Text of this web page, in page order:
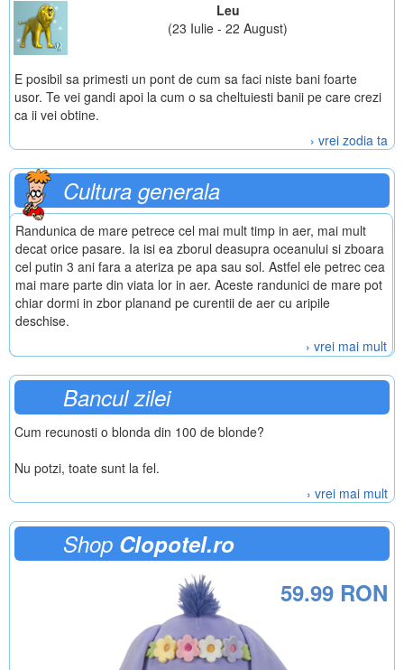
Leu
(23 Iulie - 22 August)
E posibil sa primesti un pont de cum sa faci niste bani foarte
usor. Te vei gandi apoi la cum o sa cheltuiesti banii pe care crezi
ca ii vei obtine.
› vrei zodia ta
Cultura generala
Randunica de mare petrece cel mai mult timp in aer, mai mult
decat orice pasare. Ia isi ea zborul deasupra oceanului si zboara
cel putin 3 ani fara a ateriza pe apa sau sol. Astfel ele petrec cea
mai mare parte din viata lor in aer. Aceste randunici de mare pot
chiar dormi in zbor planand pe curentii de aer cu aripile
deschise.
› vrei mai mult
Bancul zilei
Cum recunosti o blonda din 100 de blonde?
Nu potzi, toate sunt la fel.
› vrei mai mult
Shop Clopotel.ro
59.99 RON